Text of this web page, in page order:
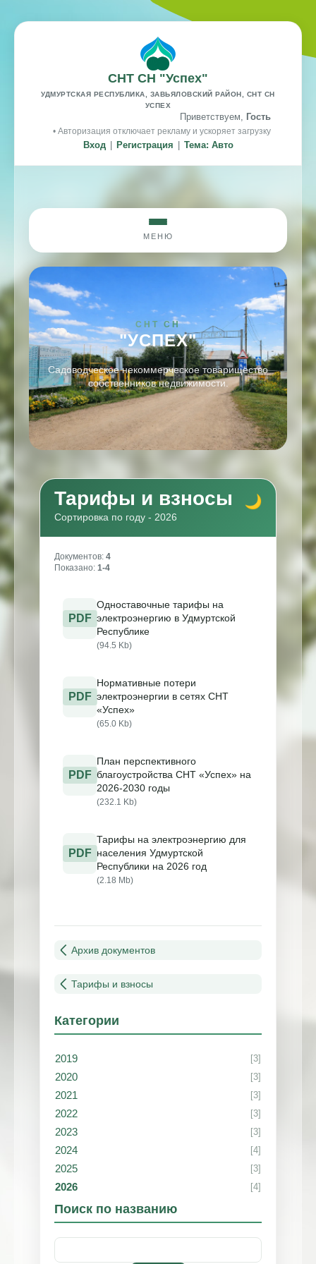
СНТ СН "Успех"
УДМУРТСКАЯ РЕСПУБЛИКА, ЗАВЬЯЛОВСКИЙ РАЙОН, СНТ СН
УСПЕХ
Приветствуем, Гость
• Авторизация отключает рекламу и ускоряет загрузку
Вход Регистрация Тема: Авто
МЕНЮ
СНТ СН
"УСПЕХ"
Садоводческое некоммерческое товарищество
собственников недвижимости.
Тарифы и взносы
Сортировка по году - 2026
Документов: 4
Показано: 1-4
PDF
Одноставочные тарифы на
электроэнергию в Удмуртской
Республике
(94.5 Kb)
PDF
Нормативные потери
электроэнергии в сетях СНТ
«Успех»
(65.0 Kb)
PDF
План перспективного
благоустройства СНТ «Успех» на
2026-2030 годы
(232.1 Kb)
PDF
Тарифы на электроэнергию для
населения Удмуртской
Республики на 2026 год
(2.18 Mb)
Архив документов
Тарифы и взносы
Категории
2019 [3]
2020 [3]
2021 [3]
2022 [3]
2023 [3]
2024 [4]
2025 [3]
2026 [4]
Поиск по названию